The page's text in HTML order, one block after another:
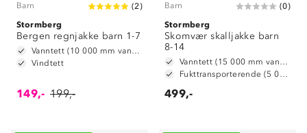
Barn (2)
Stormberg
Bergen regnjakke barn 1-7
Vanntett (10 000 mm vannsøyle)
Vindtett
149,- 199,-
Barn (0)
Stormberg
Skomvær skalljakke barn
8-14
Vanntett (15 000 mm vannsøyle)
Fukttransporterende (5 000 g/ m2/ 24t)
499,-